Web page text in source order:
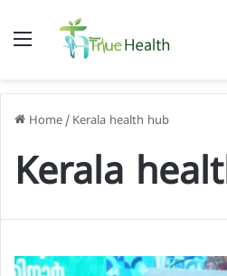
Menu
Home / Kerala health hub
Kerala